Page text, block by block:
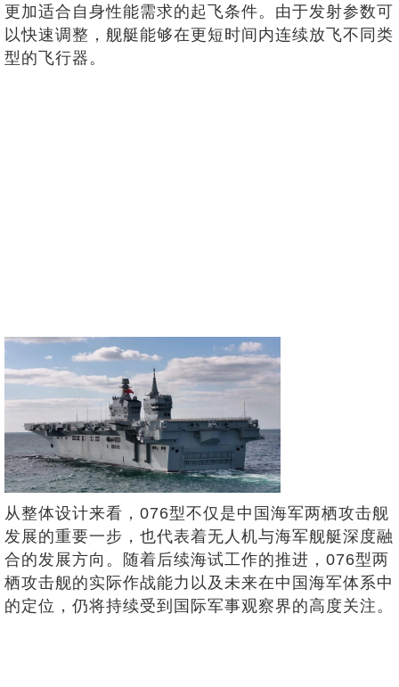
更加适合自身性能需求的起飞条件。由于发射参数可
以快速调整，舰艇能够在更短时间内连续放飞不同类
型的飞行器。
从整体设计来看，076型不仅是中国海军两栖攻击舰
发展的重要一步，也代表着无人机与海军舰艇深度融
合的发展方向。随着后续海试工作的推进，076型两
栖攻击舰的实际作战能力以及未来在中国海军体系中
的定位，仍将持续受到国际军事观察界的高度关注。